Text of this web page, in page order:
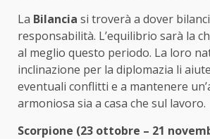
La Bilancia si troverà a dover
responsabilità. L’equilibrio sarà la
al meglio questo periodo. La loro
inclinazione per la diplomazia li
eventuali conflitti e a mantenere
armoniosa sia a casa che sul lavoro.
Scorpione (23 ottobre – 21